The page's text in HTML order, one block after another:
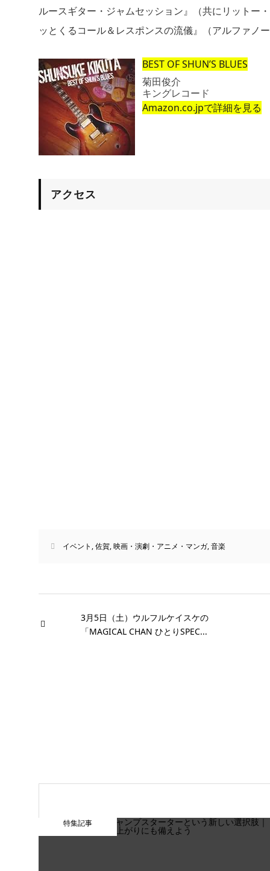
ルースギター・ジャムセッション』（共にリットー
ッとくるコール＆レスポンスの流儀』（アルファノ
BEST OF SHUN’S BLUES
菊田俊介
キングレコード
Amazon.co.jpで詳細を見る
アクセス
イベント ,佐賀,映画・演劇・アニメ・マンガ,音楽
3月5日（土）ウルフルケイスケの
「MAGICAL CHAN ひとりSPEC...
特集記事